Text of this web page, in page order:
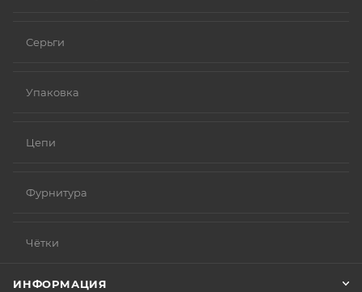
Серьги
Упаковка
Цепи
Фурнитура
Чётки
ИНФОРМАЦИЯ